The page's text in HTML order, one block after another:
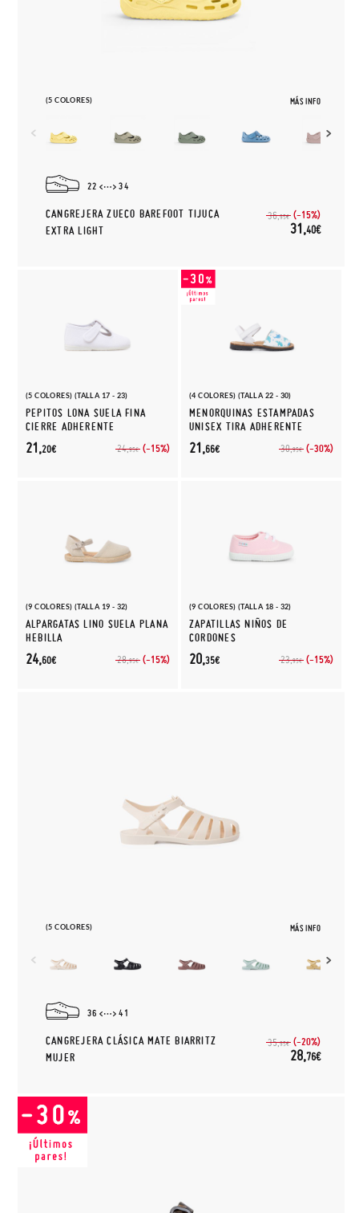
(5 COLORES) MÁS INFO
22 34
CANGREJERA ZUECO BAREFOOT TIJUCA
EXTRA LIGHT
36,95€ (-15%)
31,40€
(5 COLORES) (TALLA 17 - 23)
PEPITOS LONA SUELA FINA
CIERRE ADHERENTE
24,95€ (-15%)
21,20€
(4 COLORES) (TALLA 22 - 30)
MENORQUINAS ESTAMPADAS
UNISEX TIRA ADHERENTE
30,95€ (-30%)
21,66€
(9 COLORES) (TALLA 19 - 32)
ALPARGATAS LINO SUELA PLANA
HEBILLA
28,95€ (-15%)
24,60€
(9 COLORES) (TALLA 18 - 32)
ZAPATILLAS NIÑOS DE
CORDONES
23,95€ (-15%)
20,35€
(5 COLORES) MÁS INFO
36 41
CANGREJERA CLÁSICA MATE BIARRITZ
MUJER
35,95€ (-20%)
28,76€